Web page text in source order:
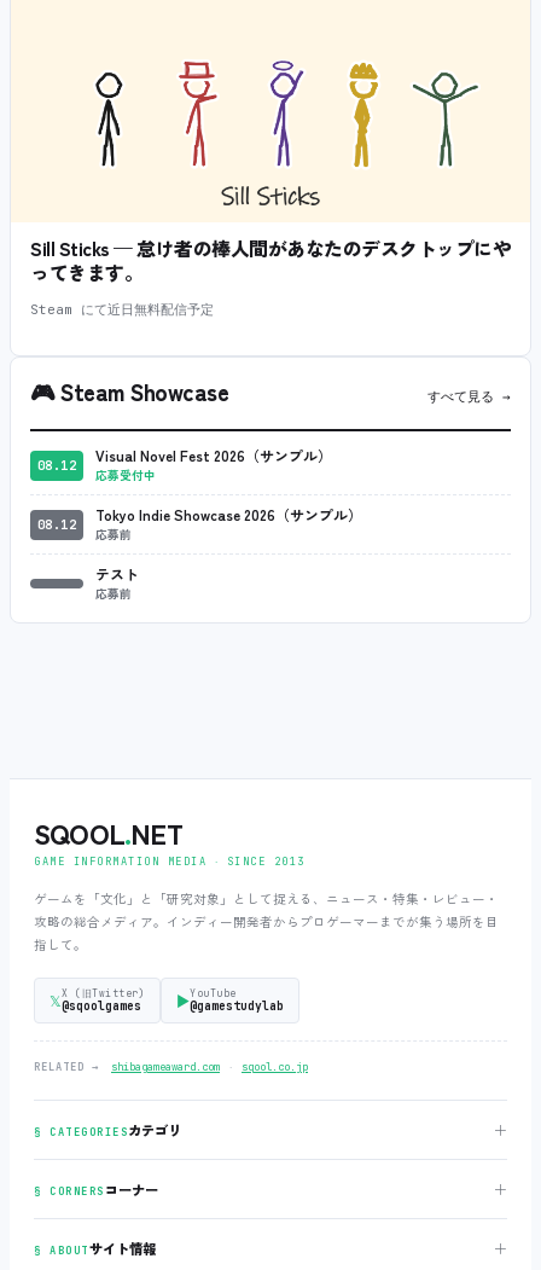
Sill Sticks — 怠け者の棒人間があなたのデスクトップにや
ってきます。
Steam にて近日無料配信予定
🎮Steam Showcase すべて見る →
08.12 Visual Novel Fest 2026（サンプル）
応募受付中
08.12 Tokyo Indie Showcase 2026（サンプル）
応募前
テスト
応募前
SQOOL.NET
GAME INFORMATION MEDIA ‧ SINCE 2013
ゲームを「文化」と「研究対象」として捉える、ニュース・特集・レビュー・
攻略の総合メディア。インディー開発者からプロゲーマーまでが集う場所を目
指して。
𝕏X (旧Twitter)
@sqoolgames ▶YouTube
@gamestudylab
RELATED → shibagameaward.com ‧ sqool.co.jp
§ CATEGORIESカテゴリ ＋
§ CORNERS コーナー ＋
§ ABOUTサイト情報 ＋